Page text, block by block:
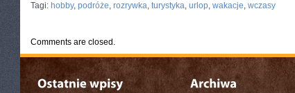
Tagi: hobby, podróże, rozrywka, turystyka, urlop, wakacje, wczasy
Comments are closed.